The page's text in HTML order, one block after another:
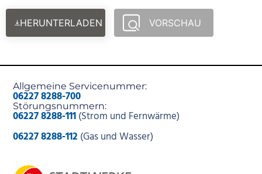
HERUNTERLADEN VORSCHAU
Allgemeine Servicenummer:
06227 8288-700
Störungsnummern:
06227 8288-111(Strom und Fernwärme)
06227 8288-112 (Gas und Wasser)